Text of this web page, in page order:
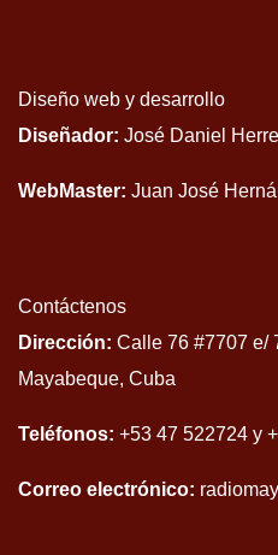
Diseño web y desarrollo
Diseñador: José Daniel
WebMaster: Juan José
Contáctenos
Dirección: Calle 76 #7707 e/
Mayabeque, Cuba
Teléfonos: +53 47 522724 y
Correo electrónico: